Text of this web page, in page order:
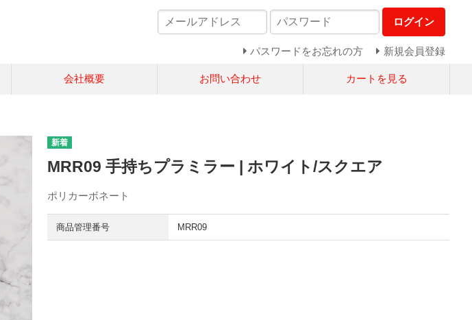
ログイン
パスワードをお忘れの方 新規会員登録
会社概要 お問い合わせ カートを見る
MRR09 手持ちプラミラー | ホワイト/スクエア
ポリカーボネート
商品管理番号 MRR09